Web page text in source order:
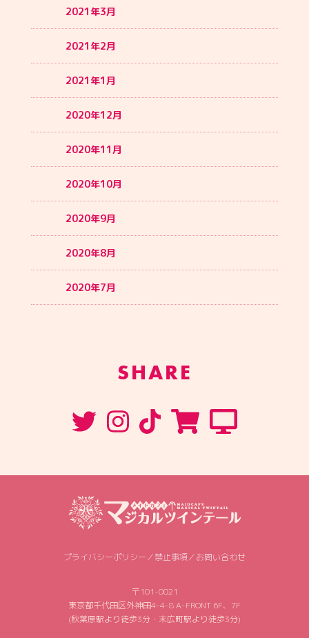
2021年3月
2021年2月
2021年1月
2020年12月
2020年11月
2020年10月
2020年9月
2020年8月
2020年7月
SHARE
プライバシーポリシー／禁止事項／お問い合わせ
〒101-0021
東京都千代田区外神田4-4-8 A-FRONT 6F、7F
(秋葉原駅より徒歩3分・末広町駅より徒歩3分)